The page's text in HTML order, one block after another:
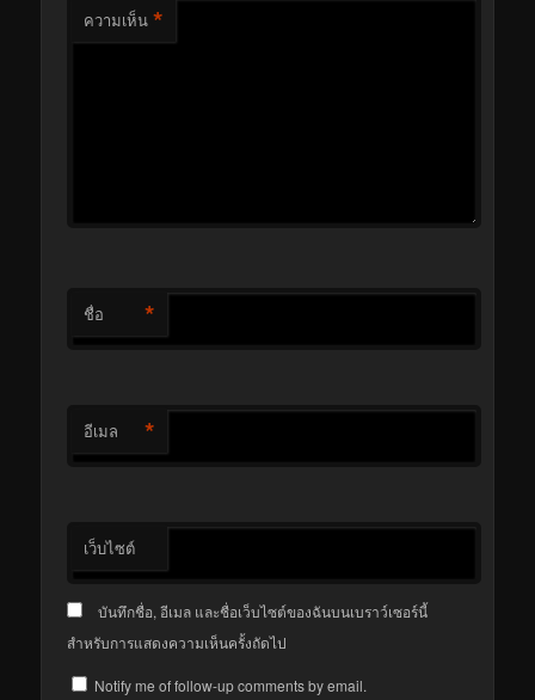
ความเห็น *
ชื่อ *
อีเมล *
เว็บไซต์
บันทึกชื่อ, อีเมล และชื่อเว็บไซต์ของฉันบนเบราว์เซอร์นี้
สำหรับการแสดงความเห็นครั้งถัดไป
Notify me of follow-up comments by email.